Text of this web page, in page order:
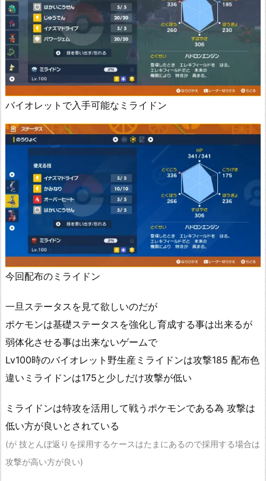
バイオレットで入手可能なミライドン
今回配布のミライドン
一旦ステータスを見て欲しいのだが
ポケモンは基礎ステータスを強化し育成する事は出来るが
弱体化させる事は出来ないゲームで
Lv100時のバイオレット野生産ミライドンは攻撃185 配布色
違いミライドンは175と少しだけ攻撃が低い
ミライドンは特攻を活用して戦うポケモンである為 攻撃は
低い方が良いとされている
(が 技とんぼ返りを採用するケースはたまにあるので採用する場合は
攻撃が高い方が良い)